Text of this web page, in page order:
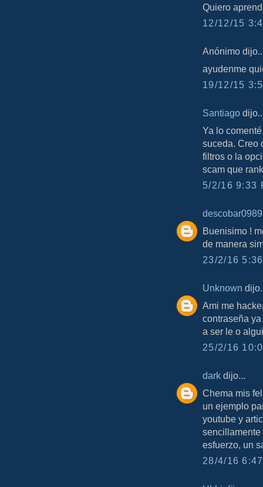
Quiero
12/12/15
Anónimo
ayudenme
19/12/15
Santiago
Ya lo
suceda. Creo
filtros o la
scam que
5/2/16 9:33
descobar0989
Buenisimo !
de manera
23/2/16
Unknown
Ami me
contraseña
a ser le o
25/2/16
dark dijo...
Chema mis
un ejemplo
youtube y
sencillamente
esfuerzo, un
28/4/16